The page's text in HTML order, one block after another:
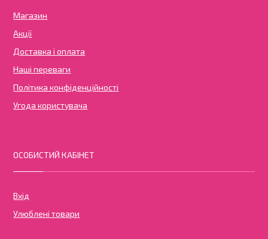
Магазин
Акції
Доставка і оплата
Наші переваги
Політика конфіденційності
Угода користувача
ОСОБИСТИЙ КАБІНЕТ
Вхід
Улюблені товари